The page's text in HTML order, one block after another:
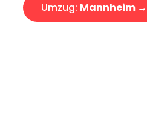
Umzug: Mannheim